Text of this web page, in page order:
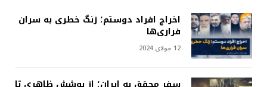
اخراج افراد دوستم؛ زنگ خطری به سران
فراری‌ها
12 جولای 2024